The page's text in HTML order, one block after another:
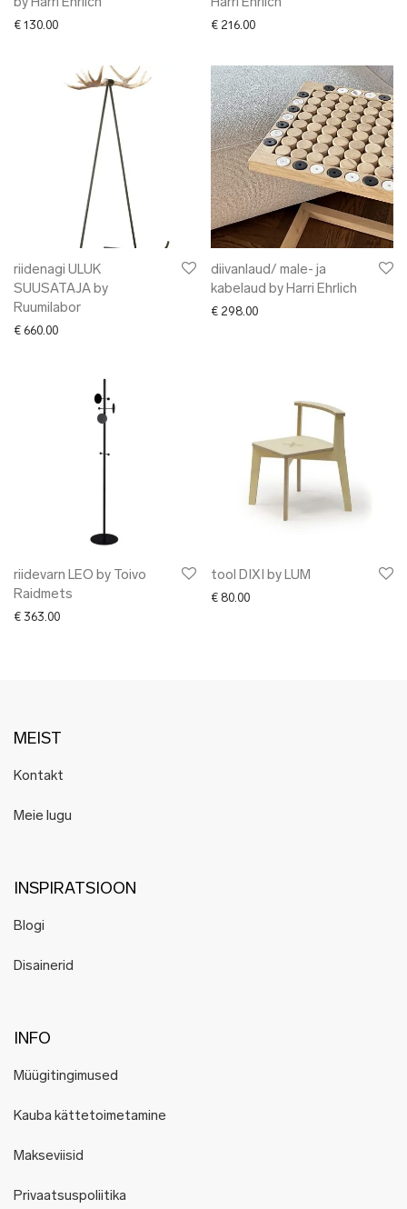
by Harri Ehrlich
€ 130.00
Harri Ehrlich
€ 216.00
riidenagi ULUK
SUUSATAJA by
Ruumilabor
€ 660.00
diivanlaud/ male- ja
kabelaud by Harri Ehrlich
€ 298.00
riidevarn LEO by Toivo
Raidmets
€ 363.00
tool DIXI by LUM
€ 80.00
MEIST
Kontakt
Meie lugu
INSPIRATSIOON
Blogi
Disainerid
INFO
Müügitingimused
Kauba kättetoimetamine
Makseviisid
Privaatsuspoliitika